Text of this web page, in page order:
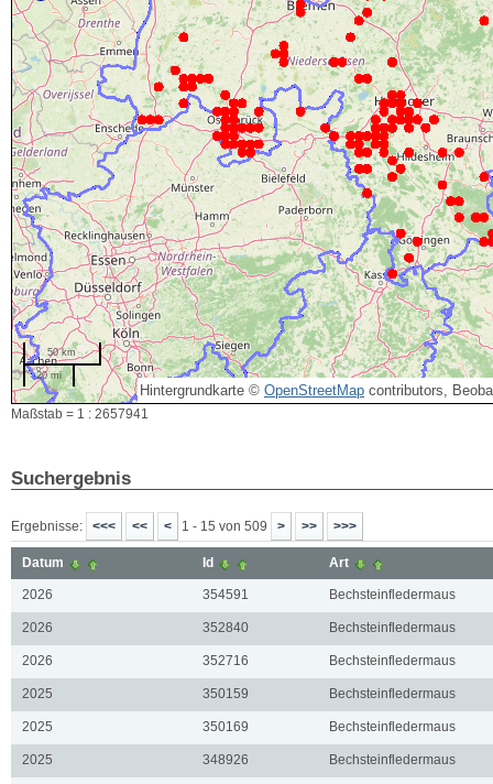
Hintergrundkarte © OpenStreetMap contributors,
50 km
20 mi
Maßstab = 1 : 2657941
Suchergebnis
Ergebnisse: 1 - 15 von 509
Datum Id Art
2026 354591 Bechsteinfledermaus
2026 352840 Bechsteinfledermaus
2026 352716 Bechsteinfledermaus
2025 350159 Bechsteinfledermaus
2025 350169 Bechsteinfledermaus
2025 348926 Bechsteinfledermaus